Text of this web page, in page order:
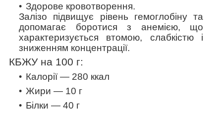
Здорове кровотворення.
Залізо підвищує рівень гемоглобіну та
допомагає боротися з анемією, що
характеризується втомою, слабкістю і
зниженням концентрації.
КБЖУ на 100 г:
Калорії — 280 ккал
Жири — 10 г
Білки — 40 г